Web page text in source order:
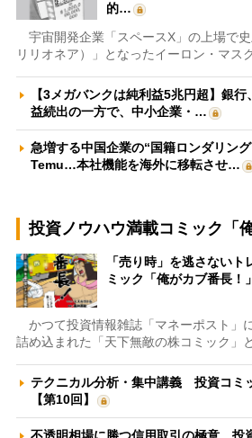
的…
宇宙開発企業「スペースX」の上場で
リリオネア）」となったイーロン・マス
【3メガバンクは純利益5兆円超】銀
益続出の一方で、中小企業・…
急増する中国企業の“国籍ロンダリン
Temu…本社機能を海外に移転させ…
投資ノウハウ満載コミック「
「売り時」を逃さない
ミック「俺がカブ番長！
かつて投資情報雑誌「マネーポスト」
詰め込まれた「天下無敵の株コミック」
テクニカル分析・集中講義 投資コミ
【第10回】